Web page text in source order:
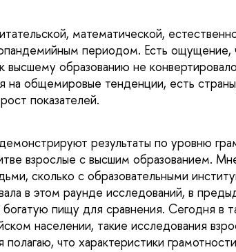
математической,
периодом. Есть ощущение,
высшему образованию не
на общемировые тенденции, есть
показателей.
результаты по уровню
взрослые с высшим образованием.
сколько с образовательными
в этом раунде исследований, в
богатую пищу для сравнения. Сегодня в
населении, такие исследования
что характеристики